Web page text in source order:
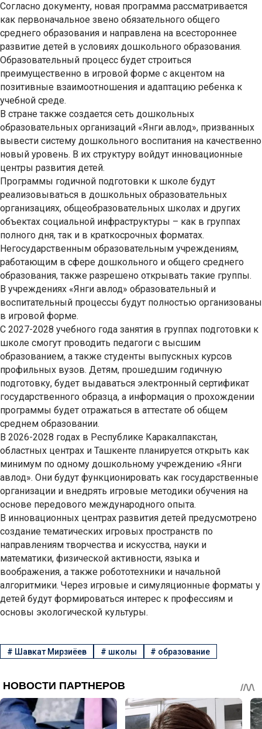
Согласно документу, новая программа рассматривается
как первоначальное звено обязательного общего
среднего образования и направлена на всестороннее
развитие детей в условиях дошкольного образования.
Образовательный процесс будет строиться
преимущественно в игровой форме с акцентом на
позитивные взаимоотношения и адаптацию ребенка к
учебной среде.
В стране также создается сеть дошкольных
образовательных организаций «Янги авлод», призванных
вывести систему дошкольного воспитания на качественно
новый уровень. В их структуру войдут инновационные
центры развития детей.
Программы годичной подготовки к школе будут
реализовываться в дошкольных образовательных
организациях, общеобразовательных школах и других
объектах социальной инфраструктуры – как в группах
полного дня, так и в краткосрочных форматах.
Негосударственным образовательным учреждениям,
работающим в сфере дошкольного и общего среднего
образования, также разрешено открывать такие группы.
В учреждениях «Янги авлод» образовательный и
воспитательный процессы будут полностью организованы
в игровой форме.
С 2027-2028 учебного года занятия в группах подготовки к
школе смогут проводить педагоги с высшим
образованием, а также студенты выпускных курсов
профильных вузов. Детям, прошедшим годичную
подготовку, будет выдаваться электронный сертификат
государственного образца, а информация о прохождении
программы будет отражаться в аттестате об общем
среднем образовании.
В 2026-2028 годах в Республике Каракалпакстан,
областных центрах и Ташкенте планируется открыть как
минимум по одному дошкольному учреждению «Янги
авлод». Они будут функционировать как государственные
организации и внедрять игровые методики обучения на
основе передового международного опыта.
В инновационных центрах развития детей предусмотрено
создание тематических игровых пространств по
направлениям творчества и искусства, науки и
математики, физической активности, языка и
воображения, а также робототехники и начальной
алгоритмики. Через игровые и симуляционные форматы у
детей будут формироваться интерес к профессиям и
основы экологической культуры.
# Шавкат Мирзиёев # школы # образование